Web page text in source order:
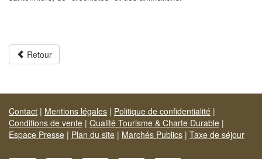
Retour
Contact | Mentions légales | Politique de confidentialité |
Conditions de vente | Qualité Tourisme & Charte Durable |
Espace Presse | Plan du site | Marchés Publics | Taxe de séjour